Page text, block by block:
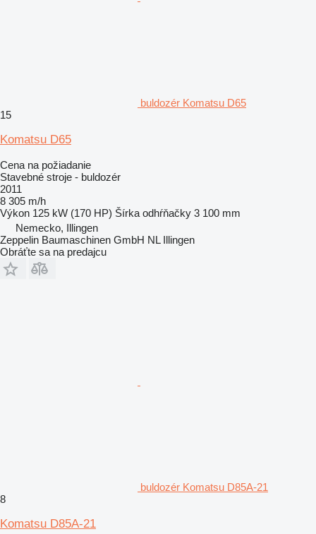
buldozér Komatsu D65
15
Komatsu D65
Cena na požiadanie
Stavebné stroje - buldozér
2011
8 305 m/h
Výkon 125 kW (170 HP) Šírka odhŕňačky 3 100 mm
Nemecko, Illingen
Zeppelin Baumaschinen GmbH NL Illingen
Obráťte sa na predajcu
buldozér Komatsu D85A-21
8
Komatsu D85A-21